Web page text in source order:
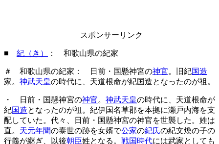
スポンサーリンク
■ 紀（き） ： 和歌山県の紀家
＃ 和歌山県の紀家： 日前・国懸神宮の神官。旧紀国造
家。 神武天皇の時代に、天道根命が紀国造となったのが祖。
・ 日前・国懸神宮の神官。 神武天皇の時代に、天道根命が
紀国造となったのが祖。紀伊国名草郡を本拠に瀬戸内海を支
配していた。代々、日前・国懸神宮の神官を世襲した。姓は
直。 天元年間の泰世の跡を女婿で公家の紀氏の紀文煥の子の
行義が継ぎ、以後朝臣姓となる。 戦国時代には武家としても